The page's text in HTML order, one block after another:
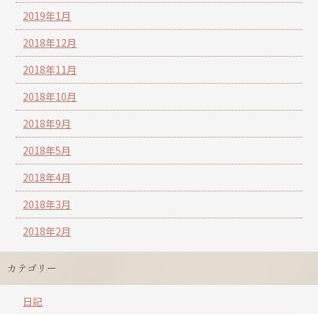
2019年1月
2018年12月
2018年11月
2018年10月
2018年9月
2018年5月
2018年4月
2018年3月
2018年2月
カテゴリー
日記